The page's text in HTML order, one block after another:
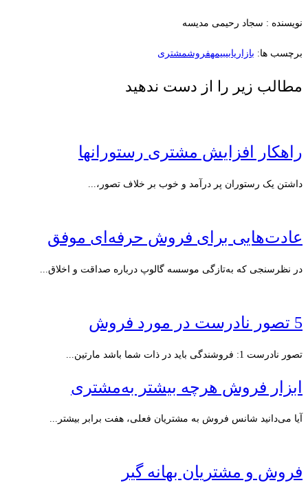
نویسنده : سجاد رحیمی مدیسه
برچسب ها: بازاریابیبیمهفروشمشتری
مطالب زیر را از دست ندهید
راهکار افزایش مشتری رستورانها‎
داشتن یک رستوران پر درآمد و خوب بر خلاف تصور،...
عادت‌هایی برای فروش حرفه‌ای موفق
در نظرسنجی که به‌تازگی موسسه گالوپ درباره صداقت و اخلاق...
5 تصور نادرست در مورد فروش
تصور نادرست 1: فروشندگی باید در ذات شما باشد مارتین...
ابزار فروش هرچه بیشتر به‌مشتری
آیا می‌دانید شانس فروش به مشتریان فعلی، هفت برابر بیشتر...
فروش و مشتریان بهانه گیر